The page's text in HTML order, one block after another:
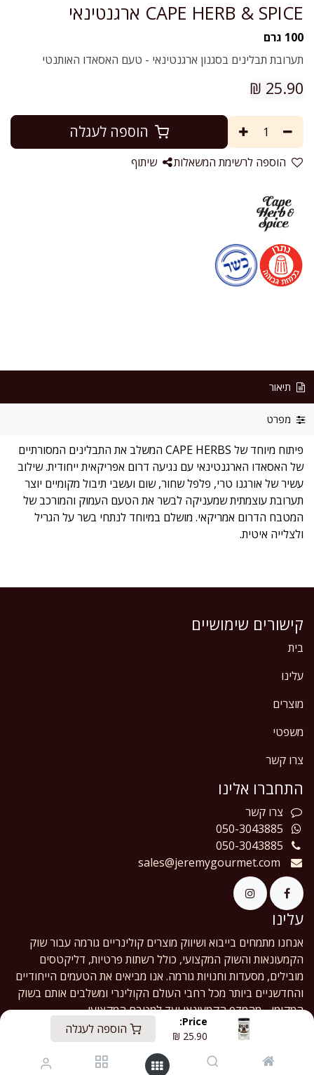
Price:
25.90
₪ הוספה לעגלה
CAPE HERB & SPICE ארגנטינאי
100 גרם
תערובת תבלינים בסגנון ארגנטינאי - טעם האסאדו האותנטי
25.90
₪
הוספה לעגלה
הוספה לרשימת המשאלות שיתוף
תיאור
מפרט
פיתוח מיוחד של CAPE HERBS המשלב את התבלינים המסורתיים
של האסאדו הארגנטינאי עם נגיעה דרום אפריקאית ייחודית. שילוב
עשיר של אורגנו טרי, פלפל שחור, שום ועשבי תיבול מקומיים יוצר
תערובת עוצמתית שמעניקה לבשר את הטעם העמוק והמורכב של
המטבח הדרום אמריקאי. מושלם במיוחד לנתחי בשר על הגריל
ולצלייה איטית.
קישורים שימושיים
בית
עלינו
מוצרים
משפטי
צרו קשר
התחברו אלינו
צרו קשר
050-3043885
050-3043885
sales@jeremygourmet.com
עלינו
אנחנו מתמחים בייבוא ושיווק מוצרים קולינריים גורמה עבור שוק
הקמעונאות והשוק המקצועי, כולל רשתות פרטיות, דליקטסים
מובילים, מסעדות וחנויות גורמה. אנו מביאים את הטעמים הייחודיים
והחדשניים ביותר מכל רחבי העולם הקולינרי ומשלבים אותם בשוק
המקומי - מהמדף הקמעונאי ועד למטבח המקצועי.
Copyright © Jeremy Gourmet Ltd.
English (US)